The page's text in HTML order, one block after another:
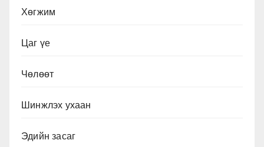
Хөгжим
Цаг үе
Чөлөөт
Шинжлэх ухаан
Эдийн засаг